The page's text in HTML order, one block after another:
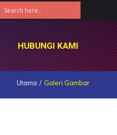
HUBUNGI KAMI
Utama Galeri Gambar
HUBUNGI KAMI